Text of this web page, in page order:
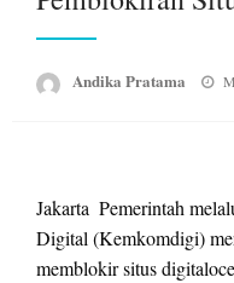
Andika Pratama
Jakarta  Pemerintah
Digital (Kemkomdigi)
memblokir situs